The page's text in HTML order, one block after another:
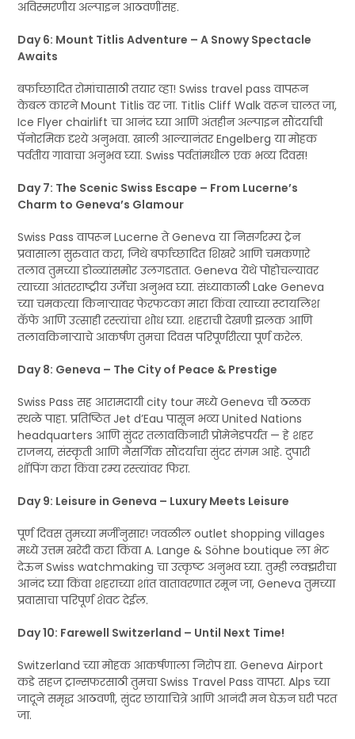
अविस्मरणीय अल्पाइन आठवणींसह.
Day 6: Mount Titlis Adventure – A Snowy Spectacle
Awaits
बर्फाच्छादित रोमांचासाठी तयार व्हा! Swiss travel pass वापरून
केबल कारने Mount Titlis वर जा. Titlis Cliff Walk वरून चालत जा,
Ice Flyer chairlift चा आनंद घ्या आणि अंतहीन अल्पाइन सौंदर्याची
पॅनोरमिक दृश्ये अनुभवा. खाली आल्यानंतर Engelberg या मोहक
पर्वतीय गावाचा अनुभव घ्या. Swiss पर्वतांमधील एक भव्य दिवस!
Day 7: The Scenic Swiss Escape – From Lucerne’s
Charm to Geneva’s Glamour
Swiss Pass वापरून Lucerne ते Geneva या निसर्गरम्य ट्रेन
प्रवासाला सुरुवात करा, जिथे बर्फाच्छादित शिखरे आणि चमकणारे
तलाव तुमच्या डोळ्यांसमोर उलगडतात. Geneva येथे पोहोचल्यावर
त्याच्या आंतरराष्ट्रीय उर्जेचा अनुभव घ्या. संध्याकाळी Lake Geneva
च्या चमकत्या किनाऱ्यावर फेरफटका मारा किंवा त्याच्या स्टायलिश
कॅफे आणि उत्साही रस्त्यांचा शोध घ्या. शहराची देखणी झलक आणि
तलावकिनाऱ्याचे आकर्षण तुमचा दिवस परिपूर्णरीत्या पूर्ण करेल.
Day 8: Geneva – The City of Peace & Prestige
Swiss Pass सह आरामदायी city tour मध्ये Geneva ची ठळक
स्थळे पाहा. प्रतिष्ठित Jet d’Eau पासून भव्य United Nations
headquarters आणि सुंदर तलावकिनारी प्रोमेनेडपर्यंत — हे शहर
राजनय, संस्कृती आणि नैसर्गिक सौंदर्याचा सुंदर संगम आहे. दुपारी
शॉपिंग करा किंवा रम्य रस्त्यांवर फिरा.
Day 9: Leisure in Geneva – Luxury Meets Leisure
पूर्ण दिवस तुमच्या मर्जीनुसार! जवळील outlet shopping villages
मध्ये उत्तम खरेदी करा किंवा A. Lange & Söhne boutique ला भेट
देऊन Swiss watchmaking चा उत्कृष्ट अनुभव घ्या. तुम्ही लक्झरीचा
आनंद घ्या किंवा शहराच्या शांत वातावरणात रमून जा, Geneva तुमच्या
प्रवासाचा परिपूर्ण शेवट देईल.
Day 10: Farewell Switzerland – Until Next Time!
Switzerland च्या मोहक आकर्षणाला निरोप द्या. Geneva Airport
कडे सहज ट्रान्सफरसाठी तुमचा Swiss Travel Pass वापरा. Alps च्या
जादूने समृद्ध आठवणी, सुंदर छायाचित्रे आणि आनंदी मन घेऊन घरी परत
जा.